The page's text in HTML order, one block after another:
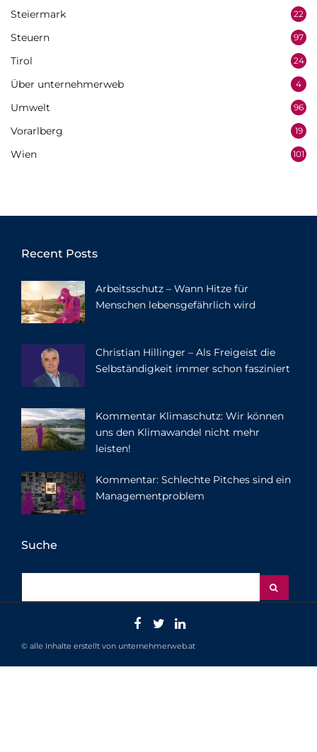
Steiermark 22
Steuern 97
Tirol 24
Über unternehmerweb 4
Umwelt 96
Vorarlberg 19
Wien 101
Recent Posts
Arbeitsschutz – Wann Hitze für
Menschen lebensgefährlich wird
Christian Hillinger – Als Freigeist die
Selbständigkeit immer schon fasziniert
Kommentar Klimaschutz: Wir können
uns den Klimawandel nicht mehr
leisten!
Kommentar: Schlechte Pitches sind ein
Managementproblem
Suche
© alle Inhalte erstellt von unternehmerweb.at